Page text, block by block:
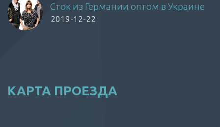
Сток из Германии оптом в Украине
2019-12-22
КАРТА ПРОЕЗДА